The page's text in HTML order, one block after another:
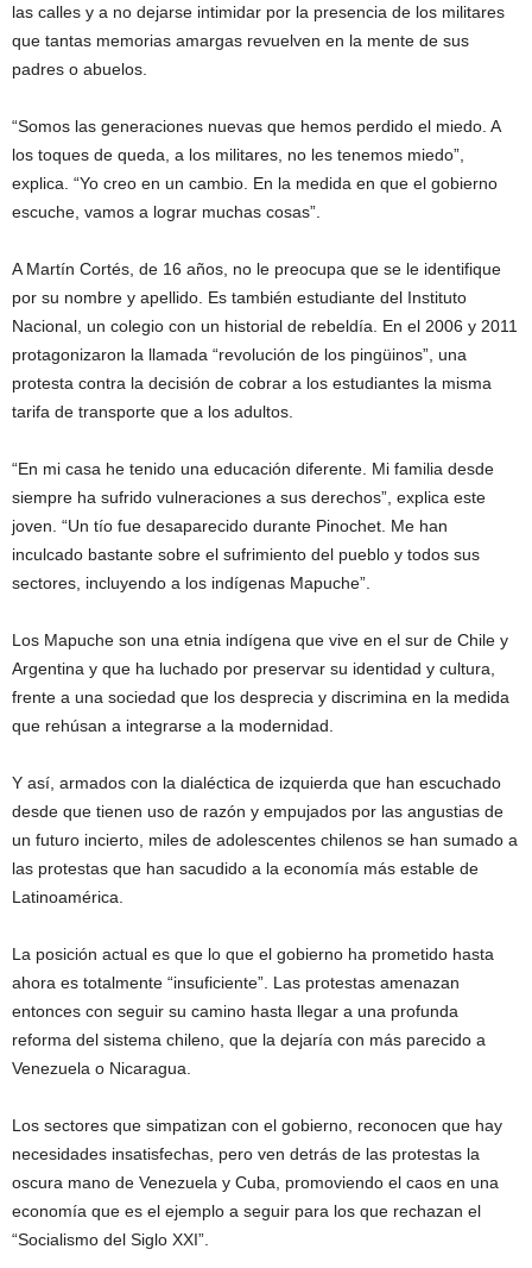
las calles y a no dejarse intimidar por la presencia de los militares
que tantas memorias amargas revuelven en la mente de sus
padres o abuelos.
“Somos las generaciones nuevas que hemos perdido el miedo. A
los toques de queda, a los militares, no les tenemos miedo”,
explica. “Yo creo en un cambio. En la medida en que el gobierno
escuche, vamos a lograr muchas cosas”.
A Martín Cortés, de 16 años, no le preocupa que se le identifique
por su nombre y apellido. Es también estudiante del Instituto
Nacional, un colegio con un historial de rebeldía. En el 2006 y 2011
protagonizaron la llamada “revolución de los pingüinos”, una
protesta contra la decisión de cobrar a los estudiantes la misma
tarifa de transporte que a los adultos.
“En mi casa he tenido una educación diferente. Mi familia desde
siempre ha sufrido vulneraciones a sus derechos”, explica este
joven. “Un tío fue desaparecido durante Pinochet. Me han
inculcado bastante sobre el sufrimiento del pueblo y todos sus
sectores, incluyendo a los indígenas Mapuche”.
Los Mapuche son una etnia indígena que vive en el sur de Chile y
Argentina y que ha luchado por preservar su identidad y cultura,
frente a una sociedad que los desprecia y discrimina en la medida
que rehúsan a integrarse a la modernidad.
Y así, armados con la dialéctica de izquierda que han escuchado
desde que tienen uso de razón y empujados por las angustias de
un futuro incierto, miles de adolescentes chilenos se han sumado a
las protestas que han sacudido a la economía más estable de
Latinoamérica.
La posición actual es que lo que el gobierno ha prometido hasta
ahora es totalmente “insuficiente”. Las protestas amenazan
entonces con seguir su camino hasta llegar a una profunda
reforma del sistema chileno, que la dejaría con más parecido a
Venezuela o Nicaragua.
Los sectores que simpatizan con el gobierno, reconocen que hay
necesidades insatisfechas, pero ven detrás de las protestas la
oscura mano de Venezuela y Cuba, promoviendo el caos en una
economía que es el ejemplo a seguir para los que rechazan el
“Socialismo del Siglo XXI”.